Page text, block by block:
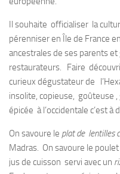
Il souhaite officialiser la
pérenniser en Île de France
ancestrales de ses parents
restaurateurs. Faire
curieux dégustateur de
insolite, copieuse, goûteuse
épicée à l’occidentale c’est
On savoure le plat de lentilles
Madras. On savoure le
jus de cuisson servi avec un